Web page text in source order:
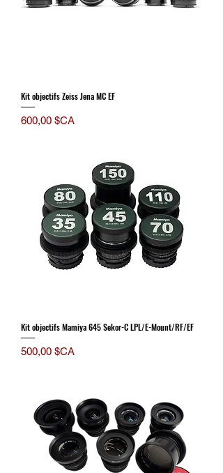
Kit objectifs Zeiss Jena MC EF
Prix
600,00 $CA
Kit objectifs Mamiya 645 Sekor-C LPL/E-Mount/RF/EF
Prix
500,00 $CA